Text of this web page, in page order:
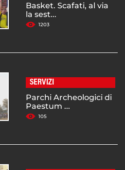
Basket. Scafati, al via
la sest...
1203
SERVIZI
Parchi Archeologici di
Paestum ...
105